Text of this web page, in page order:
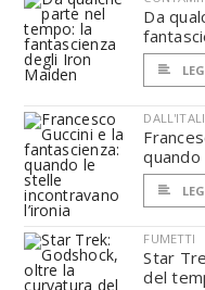
Da
quando
FUMETTI
Star
del